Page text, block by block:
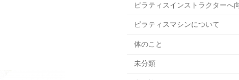
ピラティスインストラクターへ
ピラティスマシンについて
体のこと
未分類